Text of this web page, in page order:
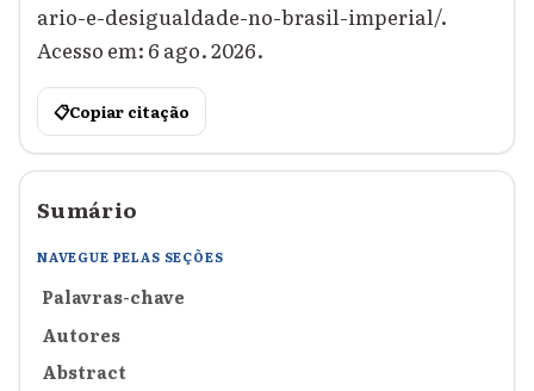
ario-e-desigualdade-no-brasil-imperial/.
Acesso em: 6 ago. 2026.
📋Copiar citação
Sumário
NAVEGUE PELAS SEÇÕES
Palavras-chave
Autores
Abstract